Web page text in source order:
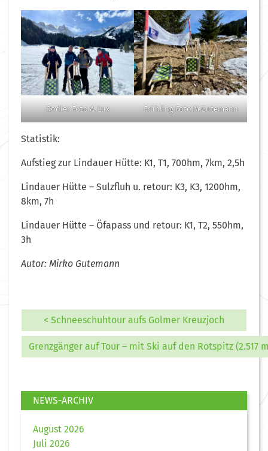
Rodler Foto A. Lux Frühling Foto M.Gutemann
Statistik:
Aufstieg zur Lindauer Hütte: K1, T1, 700hm, 7km, 2,5h
Lindauer Hütte – Sulzfluh u. retour: K3, K3, 1200hm,
8km, 7h
Lindauer Hütte – Öfapass und retour: K1, T2, 550hm,
3h
Autor: Mirko Gutemann
< Schneeschuhtour aufs Golmer Kreuzjoch
Grenzgänger auf Tour – mit Ski auf den Rotspitz (2.517
NEWS-ARCHIV
August 2026
Juli 2026